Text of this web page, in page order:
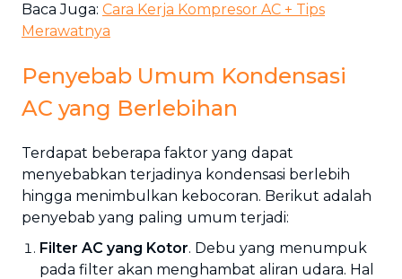
Baca Juga: Cara Kerja Kompresor AC + Tips
Merawatnya
Penyebab Umum Kondensasi
AC yang Berlebihan
Terdapat beberapa faktor yang dapat
menyebabkan terjadinya kondensasi berlebih
hingga menimbulkan kebocoran. Berikut adalah
penyebab yang paling umum terjadi:
Filter AC yang Kotor. Debu yang menumpuk
pada filter akan menghambat aliran udara. Hal